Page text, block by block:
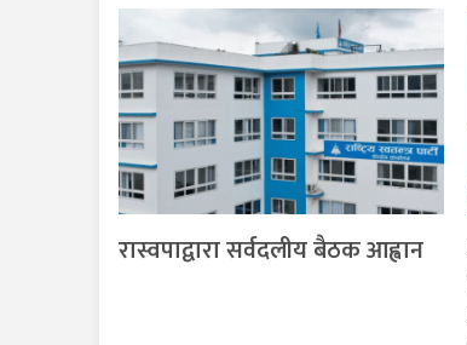
रास्वपाद्वारा सर्वदलीय बैठक आह्वान